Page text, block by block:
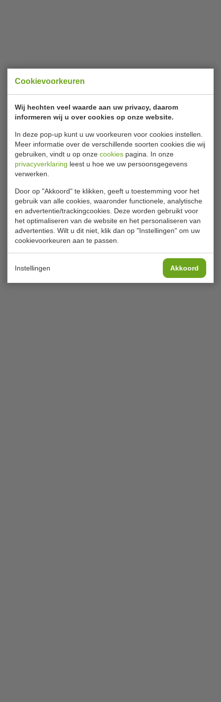
Cookievoorkeuren
Wij hechten veel waarde aan uw privacy, daarom
informeren wij u over cookies op onze website.
In deze pop-up kunt u uw voorkeuren voor cookies instellen.
Meer informatie over de verschillende soorten cookies die wij
gebruiken, vindt u op onze cookies pagina. In onze
privacyverklaring leest u hoe we uw persoonsgegevens
verwerken.
Door op "Akkoord" te klikken, geeft u toestemming voor het
gebruik van alle cookies, waaronder functionele, analytische
en advertentie/trackingcookies. Deze worden gebruikt voor
het optimaliseren van de website en het personaliseren van
advertenties. Wilt u dit niet, klik dan op "Instellingen" om uw
cookievoorkeuren aan te passen.
Instellingen Akkoord